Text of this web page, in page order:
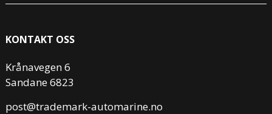
KONTAKT OSS
Krånavegen 6
Sandane 6823
post@trademark-automarine.no